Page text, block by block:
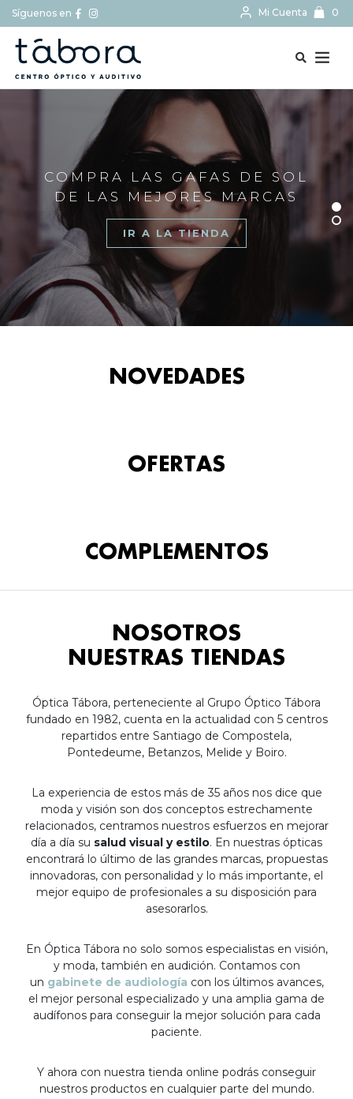
Síguenos en Mi Cuenta 0
COMPRA LAS GAFAS DE SOL
DE LAS MEJORES MARCAS
IR A LA TIENDA
NOVEDADES
OFERTAS
COMPLEMENTOS
NOSOTROS
NUESTRAS TIENDAS
Óptica Tábora, perteneciente al Grupo Óptico Tábora
fundado en 1982, cuenta en la actualidad con 5 centros
repartidos entre Santiago de Compostela,
Pontedeume, Betanzos, Melide y Boiro.
La experiencia de estos más de 35 años nos dice que
moda y visión son dos conceptos estrechamente
relacionados, centramos nuestros esfuerzos en mejorar
día a día su salud visual y estilo. En nuestras ópticas
encontrará lo último de las grandes marcas, propuestas
innovadoras, con personalidad y lo más importante, el
mejor equipo de profesionales a su disposición para
asesorarlos.
En Óptica Tábora no solo somos especialistas en visión,
y moda, también en audición. Contamos con
un gabinete de audiología con los últimos avances,
el mejor personal especializado y una amplia gama de
audífonos para conseguir la mejor solución para cada
paciente.
Y ahora con nuestra tienda online podrás conseguir
nuestros productos en cualquier parte del mundo.